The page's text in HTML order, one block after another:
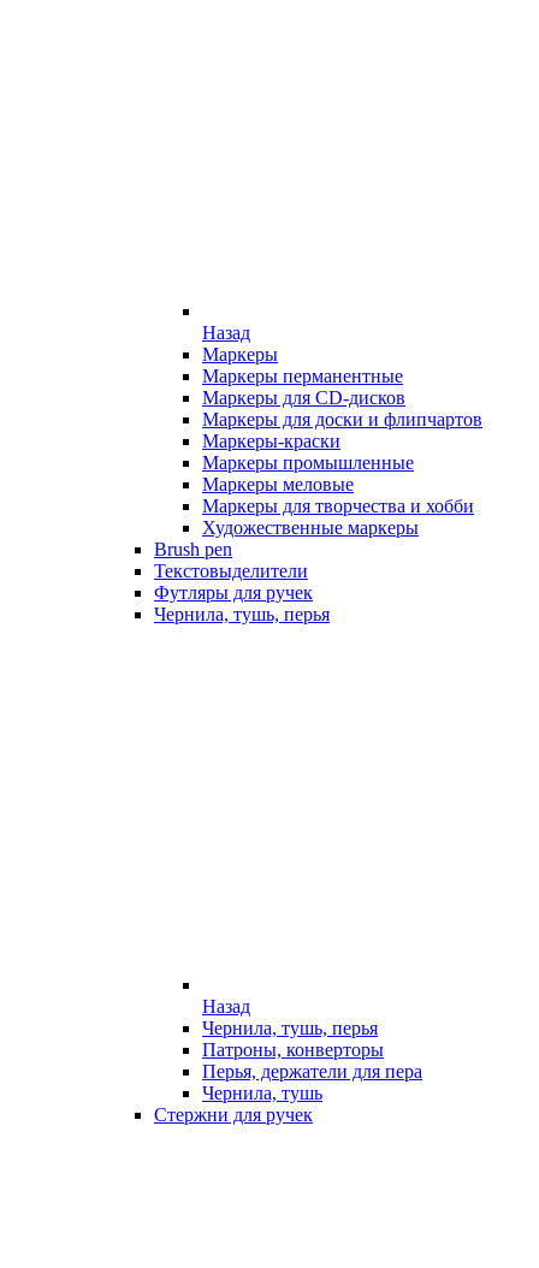
Назад
Маркеры
Маркеры перманентные
Маркеры для CD-дисков
Маркеры для доски и флипчартов
Маркеры-краски
Маркеры промышленные
Маркеры меловые
Маркеры для творчества и хобби
Художественные маркеры
Brush pen
Текстовыделители
Футляры для ручек
Чернила, тушь, перья
Назад
Чернила, тушь, перья
Патроны, конверторы
Перья, держатели для пера
Чернила, тушь
Стержни для ручек